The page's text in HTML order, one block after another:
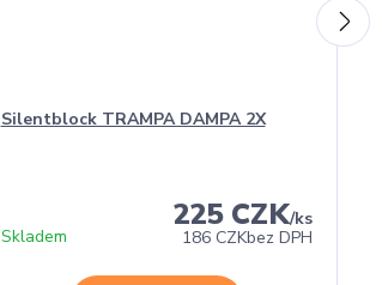
Silentblock TRAMPA DAMPA 2X
225 CZK/ks
186 CZKbez DPH
Skladem